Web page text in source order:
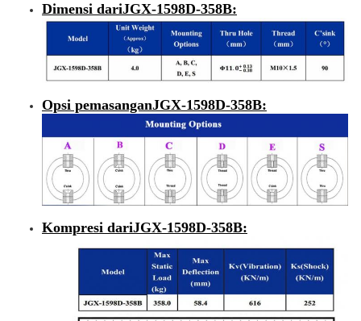
Dimensi dariJGX-1598D-358B:
Opsi pemasanganJGX-1598D-358B:
Kompresi dariJGX-1598D-358B: